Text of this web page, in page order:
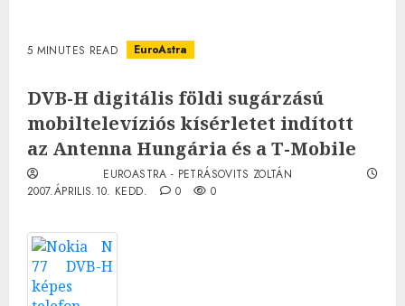
5 MINUTES READ EuroAstra
DVB-H digitális földi sugárzású
mobiltelevíziós kísérletet indított
az Antenna Hungária és a T-Mobile
EUROASTRA - PETRÁSOVITS ZOLTÁN
2007.ÁPRILIS.10. KEDD.
0 0